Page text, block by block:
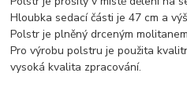
Hloubka sedací části je 47 cm a
Polstr je plněný drceným
Pro výrobu polstru je použita
vysoká kvalita zpracování.